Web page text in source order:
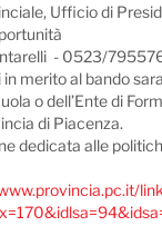
Ufficio di
- 0523/
merito al bando
o dell’Ente di
di Piacenza.
dedicata alle